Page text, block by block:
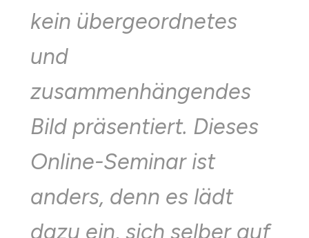
kein übergeordnetes
und
zusammenhängendes
Bild präsentiert. Dieses
Online-Seminar ist
anders, denn es lädt
dazu ein, sich selber auf